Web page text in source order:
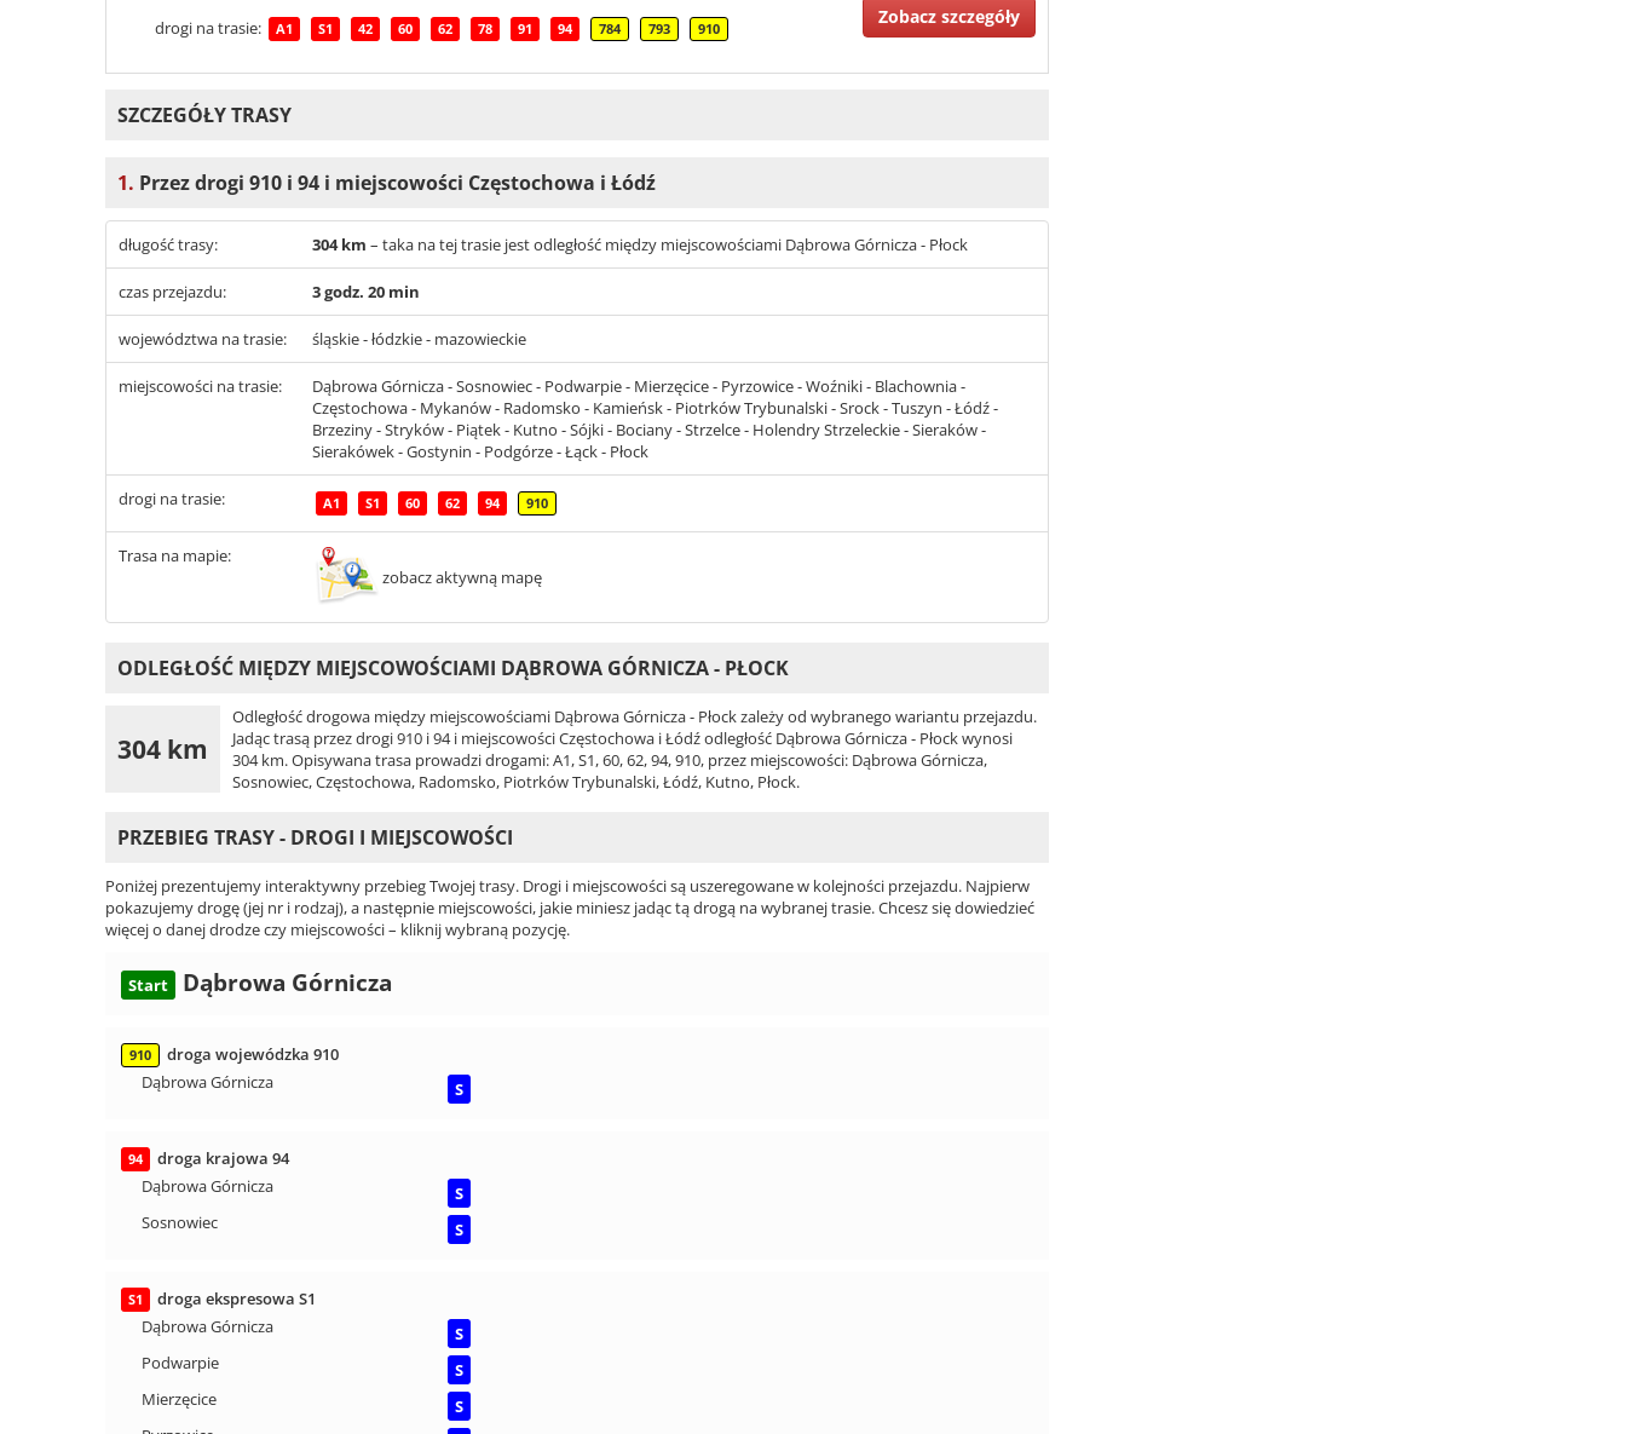
drogi na trasie: A1 S1 42 60 62 78 91 94 784 793 910
Zobacz szczegóły
SZCZEGÓŁY TRASY
1. Przez drogi 910 i 94 i miejscowości Częstochowa i Łódź
długość trasy: 304 km – taka na tej trasie jest odległość między miejscowościami Dąbrowa Górnicza - Płock
czas przejazdu: 3 godz. 20 min
województwa na trasie: śląskie - łódzkie - mazowieckie
miejscowości na trasie:
Dąbrowa Górnicza - Sosnowiec - Podwarpie - Mierzęcice - Pyrzowice - Woźniki - Blachownia -
Częstochowa - Mykanów - Radomsko - Kamieńsk - Piotrków Trybunalski - Srock - Tuszyn - Łódź -
Brzeziny - Stryków - Piątek - Kutno - Sójki - Bociany - Strzelce - Holendry Strzeleckie - Sieraków -
Sierakówek - Gostynin - Podgórze - Łąck - Płock
drogi na trasie: A1 S1 60 62 94 910
Trasa na mapie:
zobacz aktywną mapę
ODLEGŁOŚĆ MIĘDZY MIEJSCOWOŚCIAMI DĄBROWA GÓRNICZA - PŁOCK
304 km
Odległość drogowa między miejscowościami Dąbrowa Górnicza - Płock zależy od wybranego wariantu przejazdu.
Jadąc trasą przez drogi 910 i 94 i miejscowości Częstochowa i Łódź odległość Dąbrowa Górnicza - Płock wynosi
304 km. Opisywana trasa prowadzi drogami: A1, S1, 60, 62, 94, 910, przez miejscowości: Dąbrowa Górnicza,
Sosnowiec, Częstochowa, Radomsko, Piotrków Trybunalski, Łódź, Kutno, Płock.
PRZEBIEG TRASY - DROGI I MIEJSCOWOŚCI
Poniżej prezentujemy interaktywny przebieg Twojej trasy. Drogi i miejscowości są uszeregowane w kolejności przejazdu. Najpierw
pokazujemy drogę (jej nr i rodzaj), a następnie miejscowości, jakie miniesz jadąc tą drogą na wybranej trasie. Chcesz się dowiedzieć
więcej o danej drodze czy miejscowości – kliknij wybraną pozycję.
Start Dąbrowa Górnicza
910
droga wojewódzka 910
Dąbrowa Górnicza
S
94
droga krajowa 94
Dąbrowa Górnicza
S
Sosnowiec
S
S1
droga ekspresowa S1
Dąbrowa Górnicza
S
Podwarpie
S
Mierzęcice
S